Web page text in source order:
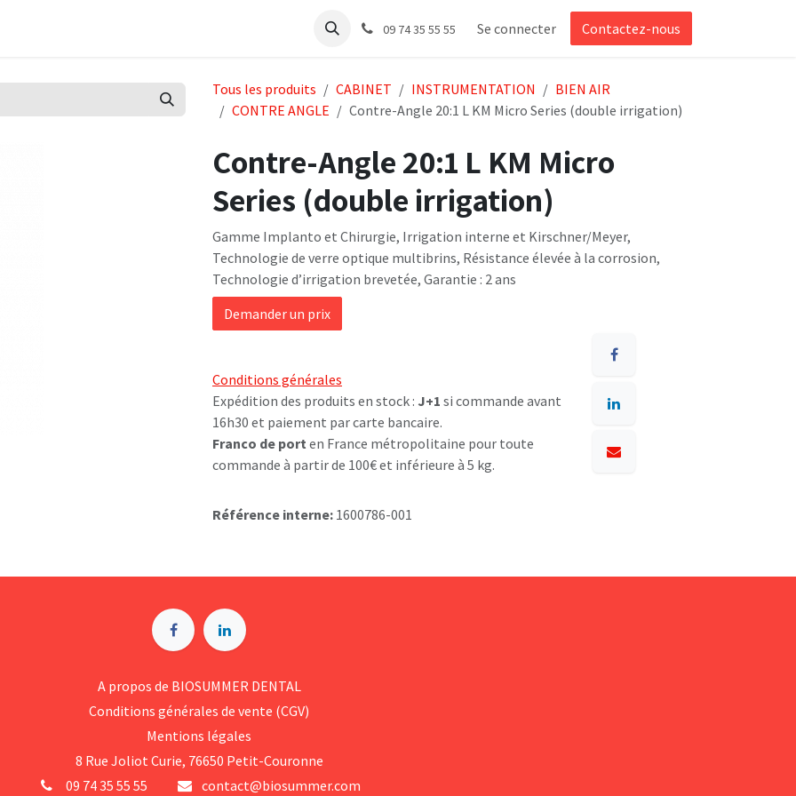
Support09 74 35 55 55 Se connecter Contactez-nous
Tous les produits CABINET INSTRUMENTATION
BIEN AIR
CONTRE ANGLE
Contre-Angle 20:1 L KM Micro Series (double irrigation)
Contre-Angle 20:1 L KM Micro
Series (double irrigation)
Gamme Implanto et Chirurgie, Irrigation interne et Kirschner/Meyer,
Technologie de verre optique multibrins, Résistance élevée à la corrosion,
Technologie d’irrigation brevetée, Garantie : 2 ans
Demander un prix
Conditions générales
Expédition des produits en stock : J+1 si commande avant
16h30 et paiement par carte bancaire.
Franco de port en France métropolitaine pour toute
commande à partir de 100€ et inférieure à 5 kg.
Référence interne: 1600786-001
A p​ropos de BIOSUMMER DENTAL
Conditions générales d​e vente (CGV)
Mentions légales
8 Rue Jol​iot Curie, 76650 Petit-Couronne
09 74 35 55 55
contact@biosummer.com